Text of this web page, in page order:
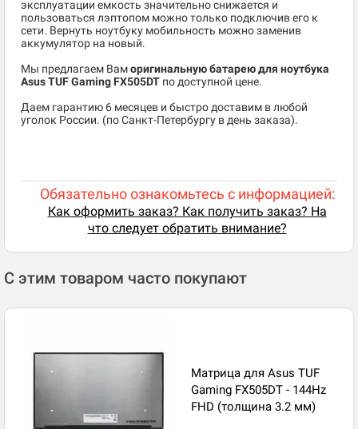
эксплуатации емкость значительно снижается и
пользоваться лэптопом можно только подключив его к
сети. Вернуть ноутбуку мобильность можно заменив
аккумулятор на новый.
Мы предлагаем Ваморигинальную батарею для ноутбука
Asus TUF Gaming FX505DT по доступной цене.
Даем гарантию 6 месяцев и быстро доставим в любой
уголок России. (по Санкт-Петербургу в день заказа).
Обязательно ознакомьтесь с информацией:
Как оформить заказ? Как получить заказ? На
что следует обратить внимание?
С этим товаром часто покупают
Матрица для Asus TUF
Gaming FX505DT - 144Hz
FHD (толщина 3.2 мм)